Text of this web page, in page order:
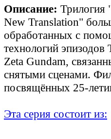
Описание: Трилогия
New Translation"
обработанных с
технологий
Zeta Gundam,
снятыми сценами.
посвящённых 25-
Эта серия состоит из: